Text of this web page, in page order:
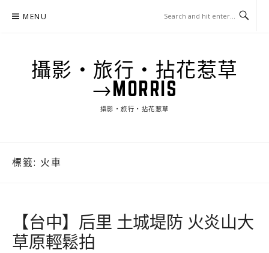
MENU
攝影‧旅行‧拈花惹草
→MORRIS
攝影‧旅行‧拈花惹草
標籤: 火車
【台中】后里 土城堤防 火炎山大
草原輕鬆拍